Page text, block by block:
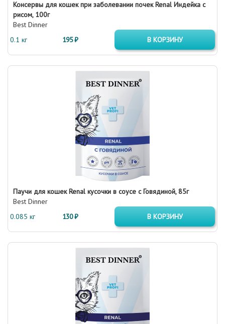
Консервы для кошек при заболевании почек Renal Индейка с
рисом, 100г
Best Dinner
0.1 кг
195 ₽ В КОРЗИНУ
Паучи для кошек Renal кусочки в соусе с Говядиной, 85г
Best Dinner
0.085 кг
130 ₽ В КОРЗИНУ